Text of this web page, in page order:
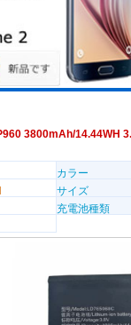
3800mAh/14.44WH
カラー
サイズ
充電池種類